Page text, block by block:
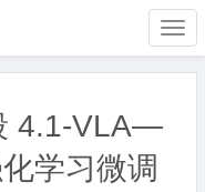
4.1-VLA—
学习微调